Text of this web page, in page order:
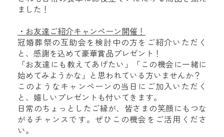
ました！
・お友達ご紹介キャンペーン開催！
冠婚葬祭の互助会を検討中の方をご紹介いただく
と、感謝を込めて豪華賞品プレゼント！
「お友達にも教えてあげたい」「この機会に一緒に
始めてみようかな」と思われている方いませんか？
このようなキャンペーンの当日にご加入いただく
と、嬉しいプレゼントも付いてきます。
日常のちょっとしたご縁が、皆さまの笑顔にもつな
がるチャンスです。ぜひこの機会をご活用くださ
い。